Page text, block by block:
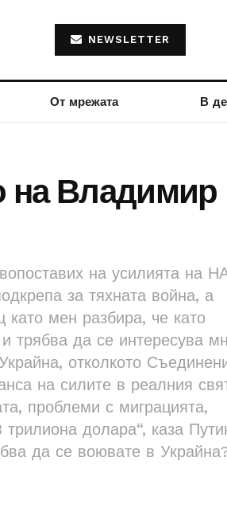
NEWSLETTER
От мрежата В
на Владимир
на усилията на
за тяхната война, а
мен разбира, че като
трябва да се интересува
отколкото
на силите в реалния
проблеми с миграцията,
долара“, каза
да се воювате в